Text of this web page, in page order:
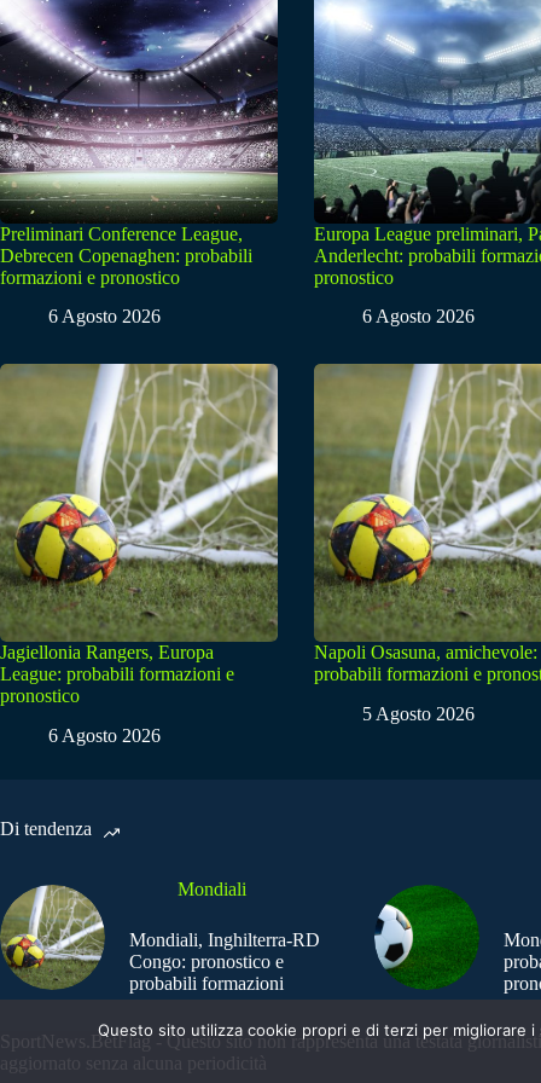
Preliminari Conference League,
Debrecen Copenaghen: probabili
formazioni e pronostico
6 Agosto 2026
Europa League preliminari,
Anderlecht: probabili
pronostico
6 Agosto 2026
Jagiellonia Rangers, Europa
League: probabili formazioni e
pronostico
6 Agosto 2026
Napoli Osasuna, amichevole:
probabili formazioni e
5 Agosto 2026
Di tendenza
Mondiali
Mondiali, Inghilterra-RD
Congo: pronostico e
probabili formazioni
SportNews.BetFlag - Questo sito non rappresenta una testata
aggiornato senza alcuna periodicità
Questo sito utilizza cookie propri e di terzi per migliorare